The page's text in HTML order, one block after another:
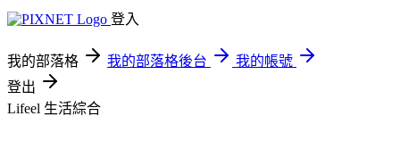
登入
我的部落格 我的部落格後台
我的帳號
登出
Lifeel 生活綜合